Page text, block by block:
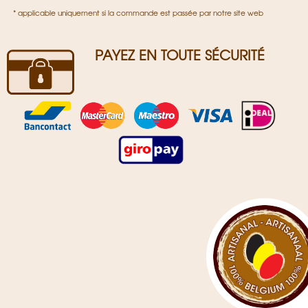
* applicable uniquement si la commande est passée par notre site web
PAYEZ EN TOUTE SÉCURITÉ